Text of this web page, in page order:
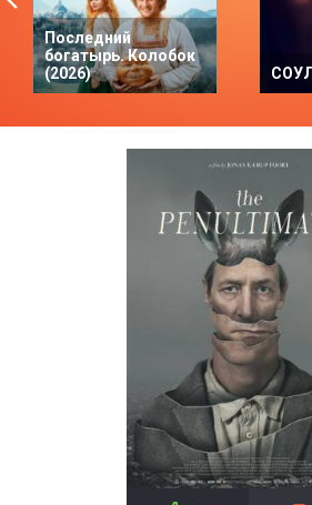
Последний
богатырь. Колобок
(2026)